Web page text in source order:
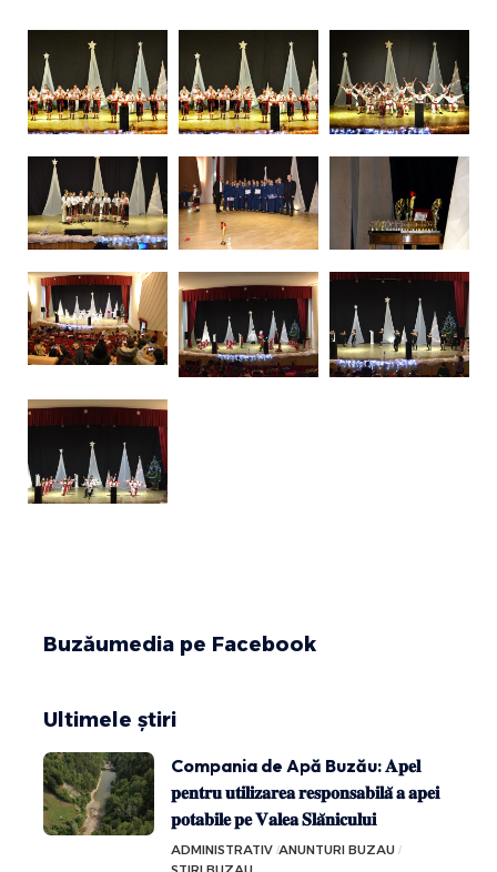
Buzăumedia pe Facebook
Ultimele știri
Compania de Apă Buzău: 𝐀𝐩𝐞𝐥
𝐩𝐞𝐧𝐭𝐫𝐮 𝐮𝐭𝐢𝐥𝐢𝐳𝐚𝐫𝐞𝐚 𝐫𝐞𝐬𝐩𝐨𝐧𝐬𝐚𝐛𝐢𝐥𝐚̆ 𝐚 𝐚𝐩𝐞𝐢
𝐩𝐨𝐭𝐚𝐛𝐢𝐥𝐞 𝐩𝐞 𝐕𝐚𝐥𝐞𝐚 𝐒𝐥𝐚̆𝐧𝐢𝐜𝐮𝐥𝐮𝐢
ADMINISTRATIV ANUNTURI BUZAU